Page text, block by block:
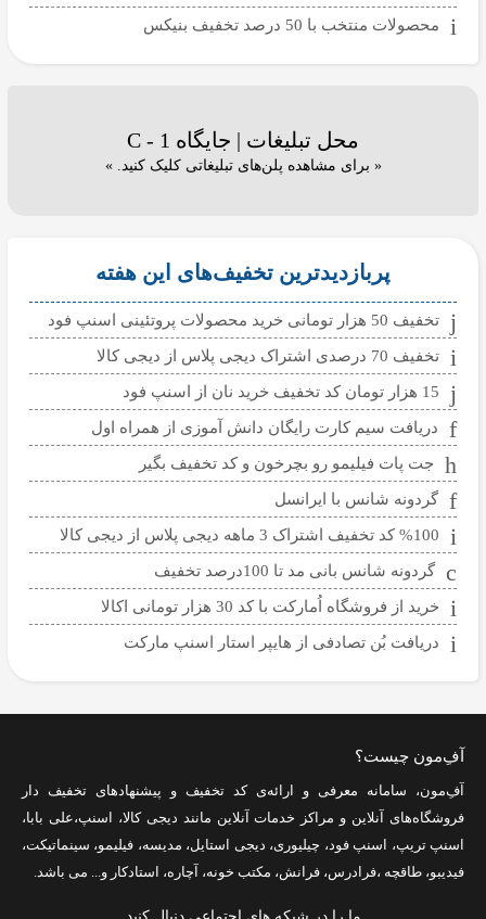
محصولات منتخب با 50 درصد تخفیف بنیکس
محل تبلیغات | جایگاه C - 1
« برای مشاهده پلن‌های تبلیغاتی کلیک کنید. »
پربازدیدترین تخفیف‌های این هفته
تخفیف 50 هزار تومانی خرید محصولات پروتئینی اسنپ فود
تخفیف 70 درصدی اشتراک دیجی پلاس از دیجی کالا
15 هزار تومان کد تخفیف خرید نان از اسنپ فود
دریافت سیم کارت رایگان دانش آموزی از همراه اول
جت پات فیلیمو رو بچرخون و کد تخفیف بگیر
گردونه شانس با ایرانسل
%100 کد تخفیف اشتراک 3 ماهه دیجی پلاس از دیجی کالا
گردونه شانس بانی مد تا 100درصد تخفیف
خرید از فروشگاه اُمارکت با کد 30 هزار تومانی اکالا
دریافت بُن تصادفی از هایپر استار اسنپ مارکت
آفِ‌مون چیست؟
آفِ‌مون، سامانه معرفی و ارائه‌یکد تخفیف و پیشنهادهای تخفیف دار
فروشگاه‌های آنلاین و مراکز خدمات آنلاین مانند دیجی کالا، اسنپ،علی بابا،
اسنپ تریپ، اسنپ فود، چیلیوری، دیجی استایل، مدیسه، فیلیمو، سینماتیکت،
فیدیبو، طاقچه ،فرادرس، فرانش، مکتب خونه، آچاره، استادکار و... می باشد.